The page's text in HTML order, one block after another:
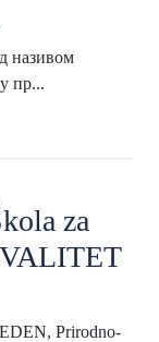
називом
пр...
za
Prirodno-